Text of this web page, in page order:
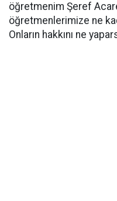
öğretmenim Şeref
öğretmenlerimize ne
Onların hakkını ne